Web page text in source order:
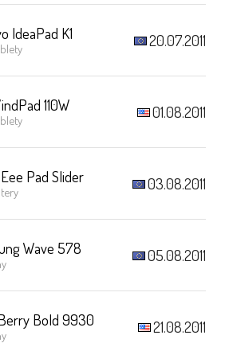
IdeaPad K1 20.07.2011
110W 01.08.2011
Pad Slider 03.08.2011
Wave 578 05.08.2011
Bold 9930 21.08.2011